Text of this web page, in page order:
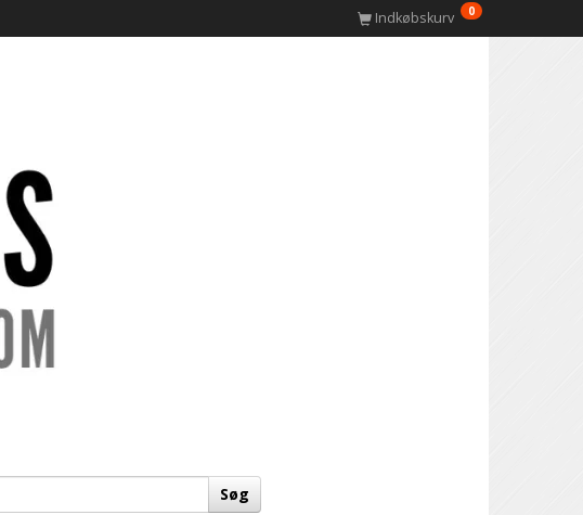
Indkøbskurv 0
Søg